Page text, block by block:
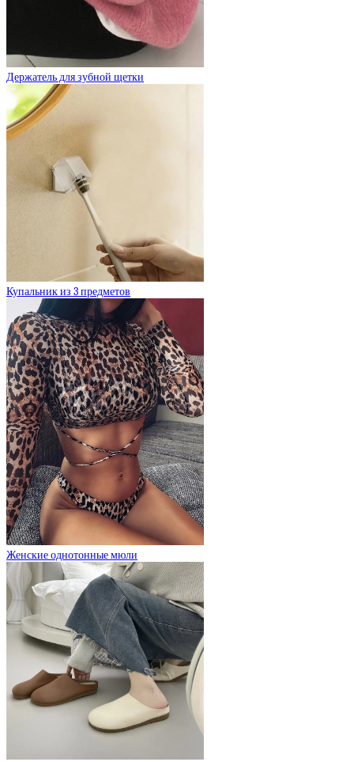
Держатель для зубной щетки
Купальник из 3 предметов
Женские однотонные мюли